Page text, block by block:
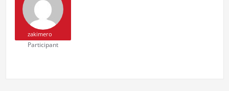
zakimero
Participant